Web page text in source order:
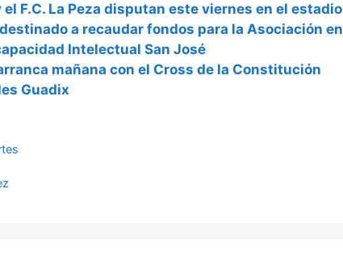
el F.C. La Peza disputan este viernes en el estadio
a recaudar fondos para la Asociación en
Intelectual San José
mañana con el Cross de la Constitución
Guadix